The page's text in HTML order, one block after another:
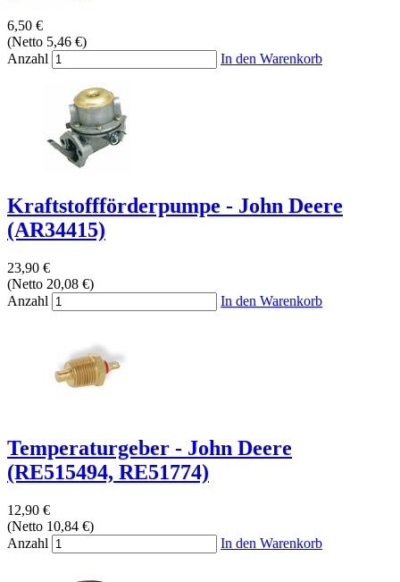
6,50 €
(Netto 5,46 €)
Anzahl
In den Warenkorb
Kraftstoffförderpumpe - John Deere
(AR34415)
23,90 €
(Netto 20,08 €)
Anzahl
In den Warenkorb
Temperaturgeber - John Deere
(RE515494, RE51774)
12,90 €
(Netto 10,84 €)
Anzahl
In den Warenkorb